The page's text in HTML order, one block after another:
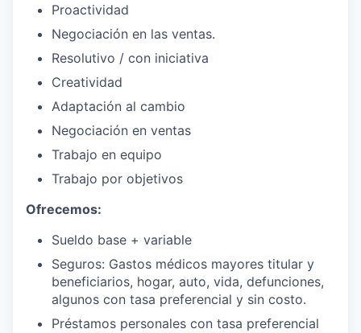
Proactividad
Negociación en las ventas.
Resolutivo / con iniciativa
Creatividad
Adaptación al cambio
Negociación en ventas
Trabajo en equipo
Trabajo por objetivos
Ofrecemos:
Sueldo base + variable
Seguros: Gastos médicos mayores titular y
beneficiarios, hogar, auto, vida, defunciones,
algunos con tasa preferencial y sin costo.
Préstamos personales con tasa preferencial